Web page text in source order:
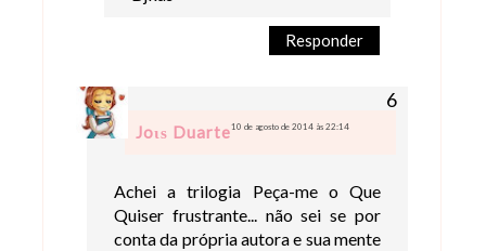
Responder
Joιѕ Duarte10 de agosto de 2014 às 22:14
Achei a trilogia Peça-me o Que
Quiser frustrante... não sei se por
conta da própria autora e sua mente